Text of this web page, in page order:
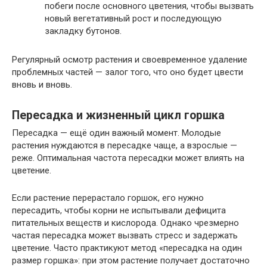
побеги после основного цветения, чтобы вызвать
новый вегетативный рост и последующую
закладку бутонов.
Регулярный осмотр растения и своевременное удаление
проблемных частей — залог того, что оно будет цвести
вновь и вновь.
Пересадка и жизненный цикл горшка
Пересадка — ещё один важный момент. Молодые
растения нуждаются в пересадке чаще, а взрослые —
реже. Оптимальная частота пересадки может влиять на
цветение.
Если растение перерастало горшок, его нужно
пересадить, чтобы корни не испытывали дефицита
питательных веществ и кислорода. Однако чрезмерно
частая пересадка может вызвать стресс и задержать
цветение. Часто практикуют метод «пересадка на один
размер горшка»: при этом растение получает достаточно